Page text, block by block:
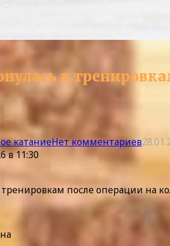
к
катаниеНет комментариев
в 11:30
тренировкам после операции на